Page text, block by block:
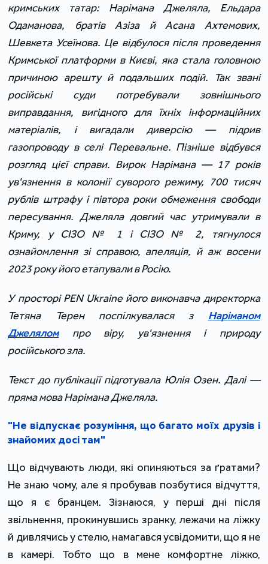
кримських татар: Нарімана Джеляла, Ельдара
Одаманова, братів Азіза й Асана Ахтемових,
Шевкета Усеїнова. Це відбулося після проведення
Кримської платформи в Києві, яка стала головною
причиною арешту й подальших подій. Так звані
російські суди потребували зовнішнього
виправдання, вигідного для їхніх інформаційних
матеріалів, і вигадали диверсію — підрив
газопроводу в селі Перевальне. Пізніше відбувся
розгляд цієї справи. Вирок Нарімана — 17 років
ув'язнення в колонії суворого режиму, 700 тисяч
рублів штрафу і півтора роки обмеження свободи
пересування. Джеляла довгий час утримували в
Криму, у СІЗО № 1 і СІЗО № 2, тягнулося
ознайомлення зі справою, апеляція, й аж восени
2023 року його етапували в Росію.
У просторі PEN Ukraine його виконавча директорка
Тетяна Терен поспілкувалася з Наріманом
Джеляломпро віру, ув'язнення і природу
російського зла.
Текст до публікації підготувала Юлія Озен. Далі —
пряма мова Нарімана Джеляла.
"Не відпускає розуміння, що багато моїх друзів і
знайомих досі там"
Що відчувають люди, які опиняються за ґратами?
Не знаю чому, але я пробував позбутися відчуття,
що я є бранцем. Зізнаюся, у перші дні після
звільнення, прокинувшись зранку, лежачи на ліжку
й дивлячись у стелю, намагався усвідомити, що я не
в камері. Тобто що в мене комфортне ліжко,